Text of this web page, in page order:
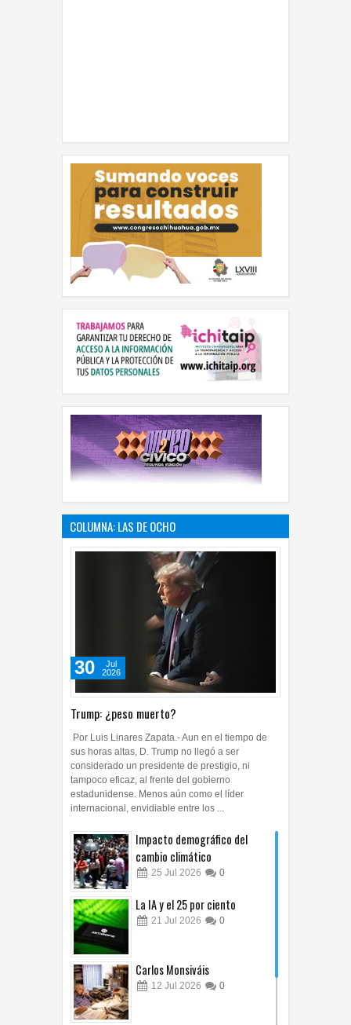
COLUMNA: LAS DE OCHO
Trump: ¿peso muerto?
30
Jul
2026
Por Luis Linares Zapata.- Aun en el tiempo de
sus horas altas, D. Trump no llegó a ser
considerado un presidente de prestigio, ni
tampoco eficaz, al frente del gobierno
estadunidense. Menos aún como el líder
internacional, envidiable entre los ...
Impacto demográfico del
cambio climático
25 Jul 2026 0
La IA y el 25 por ciento
21 Jul 2026 0
Carlos Monsiváis
12 Jul 2026 0